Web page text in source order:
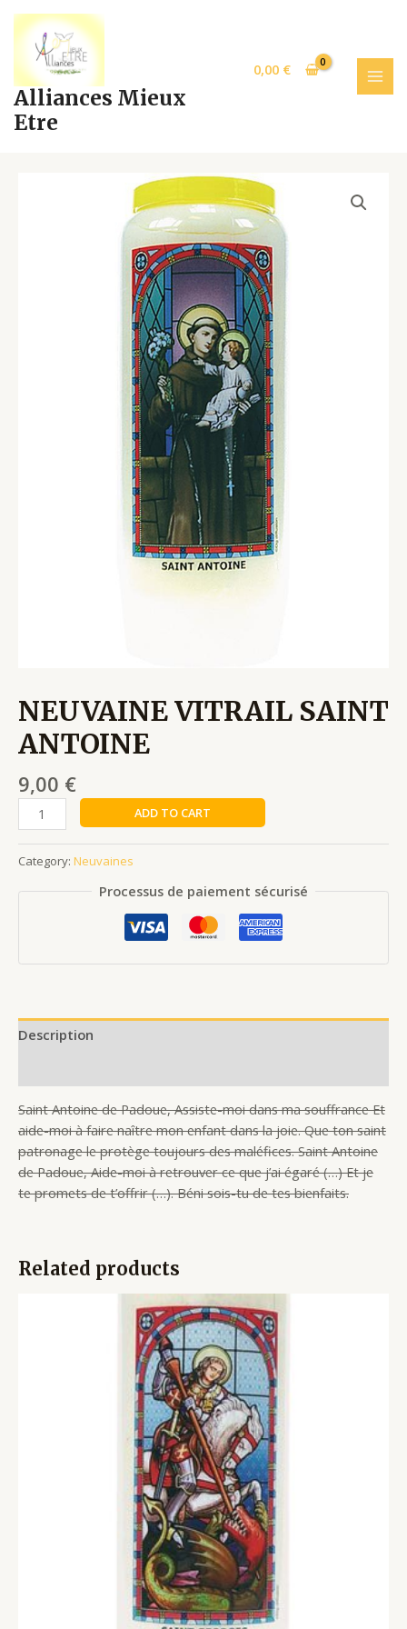
Aller
contenu
Alliances Mieux
Etre
0,00 €
NEUVAINE VITRAIL SAINT
ANTOINE
9,00 €
ADD TO CART
Category: Neuvaines
Processus de paiement sécurisé
Description
Saint Antoine de Padoue, Assiste-moi dans ma souffrance Et
aide-moi à faire naître mon enfant dans la joie. Que ton saint
patronage le protège toujours des maléfices. Saint Antoine
de Padoue, Aide-moi à retrouver ce que j’ai égaré (…) Et je
te promets de t’offrir (…). Béni sois-tu de tes bienfaits.
Related products